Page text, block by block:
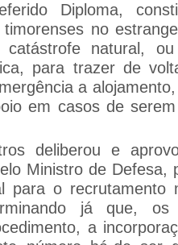
Diploma,
no
natural, ou
para trazer de
a
em casos de
deliberou e
Ministro de Defesa,
para o
já que,
a